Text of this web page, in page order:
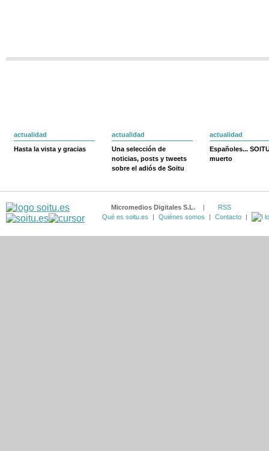
actualidad
Hasta la vista y gracias
actualidad
Una selección de
noticias, posts y tweets
sobre el adiós de Soitu
actualidad
Españoles...
muerto
Micromedios Digitales S.L. |
RSS
Qué es soitu.es
| Quiénes somos | Contacto |